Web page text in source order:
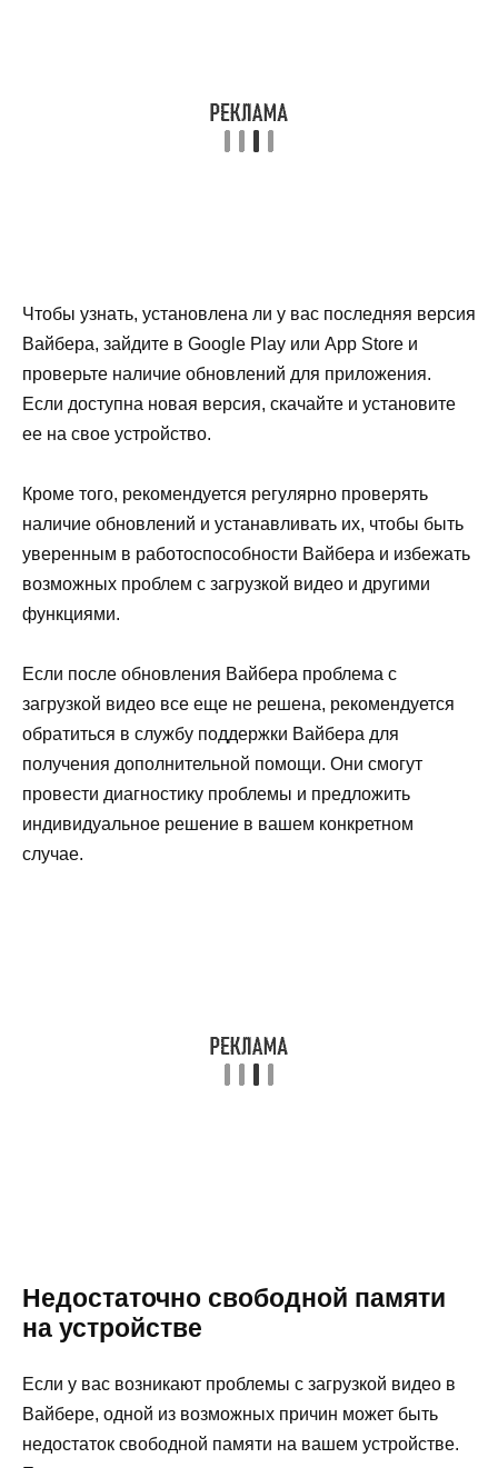
Чтобы узнать, установлена ли у вас последняя версия
Вайбера, зайдите в Google Play или App Store и
проверьте наличие обновлений для приложения.
Если доступна новая версия, скачайте и установите
ее на свое устройство.
Кроме того, рекомендуется регулярно проверять
наличие обновлений и устанавливать их, чтобы быть
уверенным в работоспособности Вайбера и избежать
возможных проблем с загрузкой видео и другими
функциями.
Если после обновления Вайбера проблема с
загрузкой видео все еще не решена, рекомендуется
обратиться в службу поддержки Вайбера для
получения дополнительной помощи. Они смогут
провести диагностику проблемы и предложить
индивидуальное решение в вашем конкретном
случае.
Недостаточно свободной памяти
на устройстве
Если у вас возникают проблемы с загрузкой видео в
Вайбере, одной из возможных причин может быть
недостаток свободной памяти на вашем устройстве.